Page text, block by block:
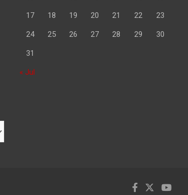
17 18 19 20 21 22 23
24 25 26 27 28 29 30
31
« Jul